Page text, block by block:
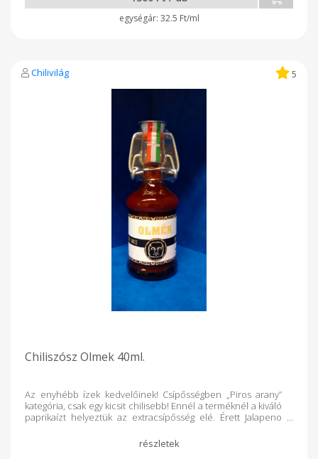
32.5 Ft/ml
Chilivilág 5
Chiliszósz Olmek 40ml.
Az enyhébb ízek kedvelőinek! Csípősségben „Piros arany”
kategória, csak egy kicsit chilisebb! Ennél a terméknél a kiváló
paprikaízt helyeztük az extracsípősség elé. Érett Jalapeno
Neve ellenére keleties ízvilágú a hozzáadott szójaszósz
miatt. Összetétel: chili 70%, balzsamecet, szójaszósz,